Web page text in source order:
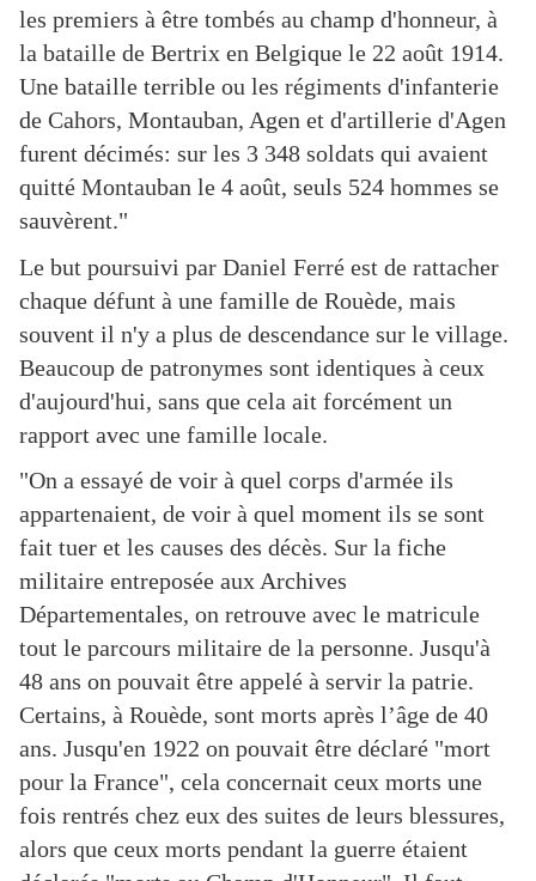
les premiers à être tombés au champ d'honneur, à
la bataille de Bertrix en Belgique le 22 août 1914.
Une bataille terrible ou les régiments d'infanterie
de Cahors, Montauban, Agen et d'artillerie d'Agen
furent décimés: sur les 3 348 soldats qui avaient
quitté Montauban le 4 août, seuls 524 hommes se
sauvèrent."
Le but poursuivi par Daniel Ferré est de rattacher
chaque défunt à une famille de Rouède, mais
souvent il n'y a plus de descendance sur le village.
Beaucoup de patronymes sont identiques à ceux
d'aujourd'hui, sans que cela ait forcément un
rapport avec une famille locale.
"On a essayé de voir à quel corps d'armée ils
appartenaient, de voir à quel moment ils se sont
fait tuer et les causes des décès. Sur la fiche
militaire entreposée aux Archives
Départementales, on retrouve avec le matricule
tout le parcours militaire de la personne. Jusqu'à
48 ans on pouvait être appelé à servir la patrie.
Certains, à Rouède, sont morts après l’âge de 40
ans. Jusqu'en 1922 on pouvait être déclaré "mort
pour la France", cela concernait ceux morts une
fois rentrés chez eux des suites de leurs blessures,
alors que ceux morts pendant la guerre étaient